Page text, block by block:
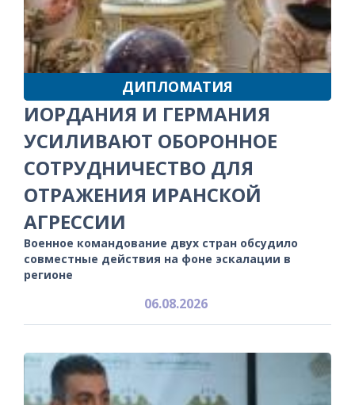
ДИПЛОМАТИЯ
ИОРДАНИЯ И ГЕРМАНИЯ
УСИЛИВАЮТ ОБОРОННОЕ
СОТРУДНИЧЕСТВО ДЛЯ
ОТРАЖЕНИЯ ИРАНСКОЙ
АГРЕССИИ
Военное командование двух стран обсудило
совместные действия на фоне эскалации в
регионе
06.08.2026